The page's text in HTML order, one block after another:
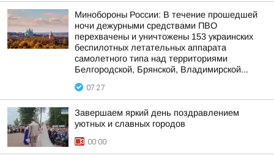
Минобороны России: В течение прошедшей
ночи дежурными средствами ПВО
перехвачены и уничтожены 153 украинских
беспилотных летательных аппарата
самолетного типа над территориями
Белгородской, Брянской, Владимирской...
07:27
Завершаем яркий день поздравлением
уютных и славных городов
00:00